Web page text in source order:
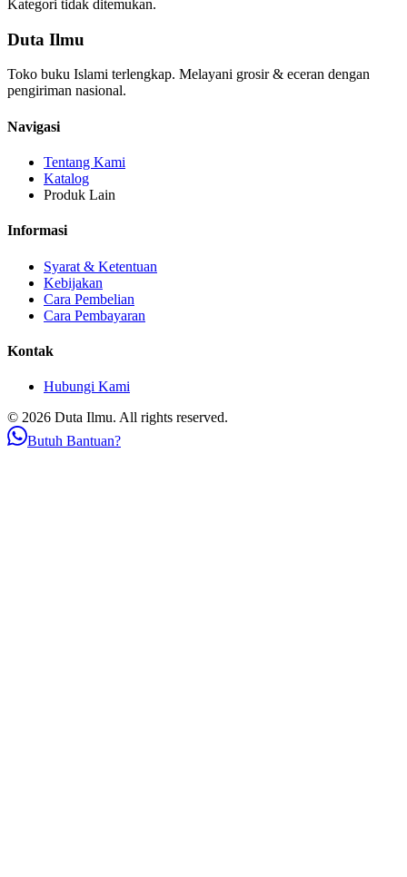
Kategori tidak ditemukan.
Duta Ilmu
Toko buku Islami terlengkap. Melayani grosir & eceran dengan
pengiriman nasional.
Navigasi
Tentang Kami
Katalog
Produk Lain
Informasi
Syarat & Ketentuan
Kebijakan
Cara Pembelian
Cara Pembayaran
Kontak
Hubungi Kami
© 2026 Duta Ilmu. All rights reserved.
Butuh Bantuan?